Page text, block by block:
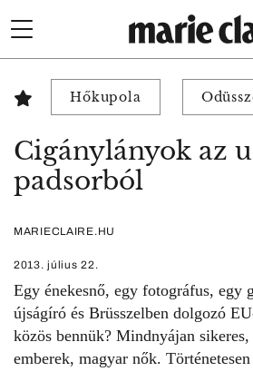
Hőkupola
Cigánylányok az
padsorból
MARIECLAIRE.HU
2013. július 22.
Egy énekesnő, egy fotográfus, egy
újságíró és Brüsszelben dolgozó
közös bennük? Mindnyájan
emberek, magyar nők.